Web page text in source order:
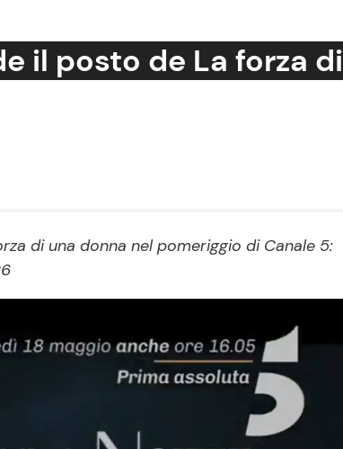
Ricette Facili e Veloci
Ricette Feste
Ricette per Bambini
il posto de La forza di
di una donna nel pomeriggio di Canale 5: